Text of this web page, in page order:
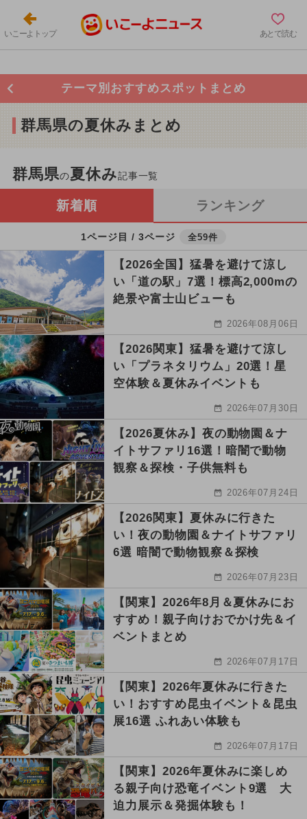
いこーよトップ あとで読む
テーマ別おすすめスポットまとめ
群馬県の夏休みまとめ
群馬県の夏休み記事一覧
新着順 ランキング
1ページ目 / 3ページ 全59件
【2026全国】猛暑を避けて涼し
い「道の駅」7選！標高2,000mの
絶景や富士山ビューも
2026年08月06日
【2026関東】猛暑を避けて涼し
い「プラネタリウム」20選！星
空体験＆夏休みイベントも
2026年07月30日
【2026夏休み】夜の動物園＆ナ
イトサファリ16選！暗闇で動物
観察＆探検・子供無料も
2026年07月24日
【2026関東】夏休みに行きた
い！夜の動物園＆ナイトサファリ
6選 暗闇で動物観察＆探検
2026年07月23日
【関東】2026年8月＆夏休みにお
すすめ！親子向けおでかけ先＆イ
ベントまとめ
2026年07月17日
【関東】2026年夏休みに行きた
い！おすすめ昆虫イベント＆昆虫
展16選 ふれあい体験も
2026年07月17日
【関東】2026年夏休みに楽しめ
る親子向け恐竜イベント9選 大
迫力展示＆発掘体験も！